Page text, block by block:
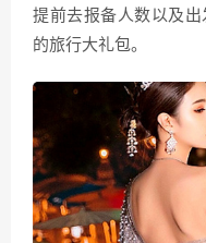
提前去报备人数以及
的旅行大礼包。